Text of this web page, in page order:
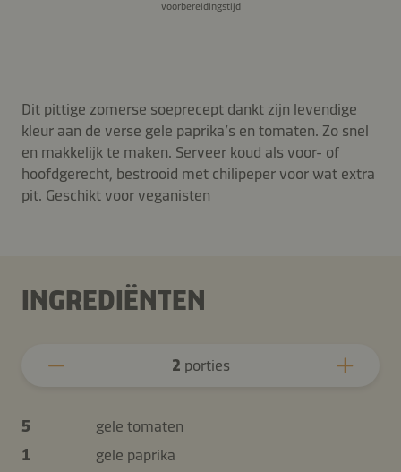
voorbereidingstijd
Dit pittige zomerse soeprecept dankt zijn levendige
kleur aan de verse gele paprika’s en tomaten. Zo snel
en makkelijk te maken. Serveer koud als voor- of
hoofdgerecht, bestrooid met chilipeper voor wat extra
pit. Geschikt voor veganisten
INGREDIËNTEN
2 porties
5
gele tomaten
1
gele paprika